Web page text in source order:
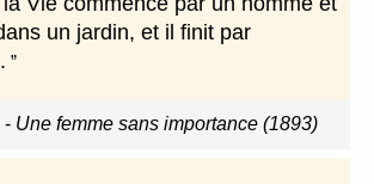
un jardin, et il finit par
- Une femme sans importance (1893)